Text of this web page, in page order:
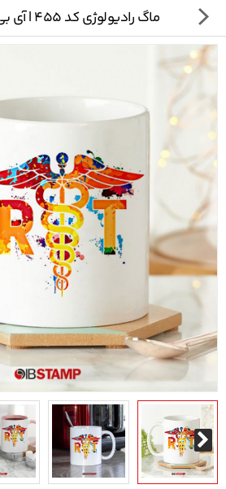
ماگ رادیولوژی کد 455 | آی بی استمپ
تی شرت
ماگ
پیکسل
سایر محصولات
پیج ما در